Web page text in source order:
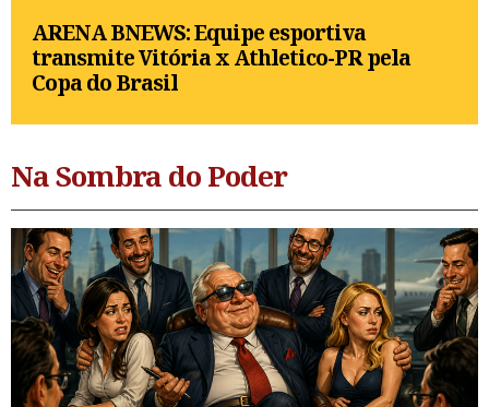
ARENA BNEWS: Equipe esportiva
transmite Vitória x Athletico-PR pela
Copa do Brasil
Na Sombra do Poder